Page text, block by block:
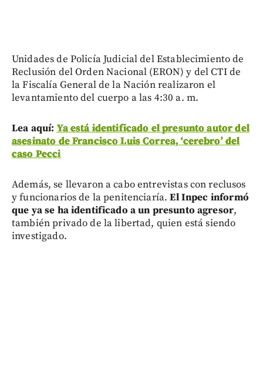
Unidades de Policía Judicial del Establecimiento de
Reclusión del Orden Nacional (ERON) y del CTI de
la Fiscalía General de la Nación realizaron el
levantamiento del cuerpo a las 4:30 a. m.
Lea aquí: Ya está identificado el presunto autor del
asesinato de Francisco Luis Correa, ‘cerebro’ del
caso Pecci
Además, se llevaron a cabo entrevistas con reclusos
y funcionarios de la penitenciaría.El Inpec informó
que ya se ha identificado a un presunto agresor,
también privado de la libertad, quien está siendo
investigado.